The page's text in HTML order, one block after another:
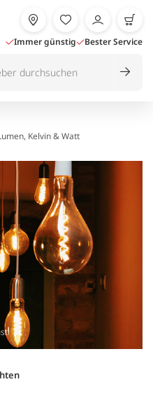
Immer günstig Bester Service
Kelvin & Watt